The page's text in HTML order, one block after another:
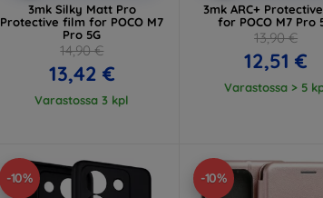
3mk Silky Matt Pro
Protective film for POCO M7
Pro 5G
14,90 €
13,42 €
Varastossa 3 kpl
3mk ARC+
for POCO M7 Pro
13,90 €
12,51 €
Varastossa > 5
-10% -10%